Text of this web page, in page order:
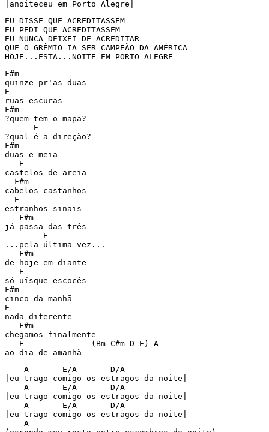
EU DISSE QUE ACREDITASSEM
EU PEDI QUE ACREDITASSEM
EU NUNCA DEIXEI DE ACREDITAR
QUE O GRÊMIO IA SER CAMPEÃO DA AMÉRICA
HOJE...ESTA...NOITE EM PORTO ALEGRE
F#m
quinze pr'as duas
E
ruas escuras
F#m
?quem tem o mapa?
      E
?qual é a direção?
F#m
duas e meia
   E
castelos de areia
  F#m
cabelos castanhos
  E
estranhos sinais
   F#m
já passa das três
        E
...pela última vez...
   F#m
de hoje em diante
   E
só uísque escocês
F#m
cinco da manhã
E
nada diferente
   F#m
chegamos finalmente
   E              (Bm C#m D E) A
ao dia de amanhã
    A       E/A       D/A
|eu trago comigo os estragos da noite|
    A       E/A       D/A
|eu trago comigo os estragos da noite|
    A       E/A       D/A
|eu trago comigo os estragos da noite|
    A